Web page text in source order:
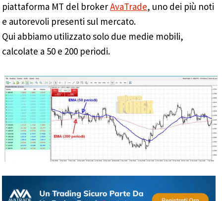
piattaforma MT del brokerAvaTrade, uno dei più noti
e autorevoli presenti sul mercato.
Qui abbiamo utilizzato solo due medie mobili,
calcolate a 50 e 200 periodi.